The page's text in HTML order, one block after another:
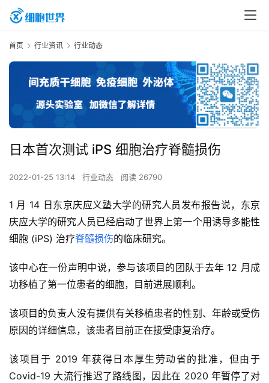
首页 行业资讯 行业动态
日本首次测试 iPS 细胞治疗脊髓损伤
2022-01-25 13:14 行业动态 阅读 26790
1 月 14 日东京庆应义塾大学的研究人员发布报告说，东京
庆应大学的研究人员已经启动了世界上第一个用诱导多能性
细胞 (iPS) 治疗脊髓损伤的临床研究。
该中心在一份声明中说，参与该项目的团队于去年 12 月成
功移植了第一位患者的细胞，目前进展顺利。
该项目的负责人没有提供有关移植患者的性别、年龄或受伤
原因的详细信息，该患者目前正在接受康复治疗。
该项目于 2019 年获得日本厚生劳动省的批准，但由于
Covid-19 大流行推迟了路线图，因此在 2020 年暂停了对